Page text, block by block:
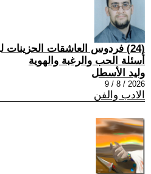
(24) فردوس العاشقات
أسئلة الحب والرغبة والهوية
وليد الأسطل
2026 / 8 / 9
الادب والفن